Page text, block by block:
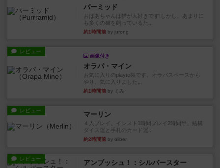
パーミッド
おばあちゃんは猫が大好きです!しかし、あまりに
も多くの猫を飼っているた...
約1時間前 by jurong
レビュー
画像付き
オラパ・マイン
お気に入りのplayte製です。オラパスペースから
やり、気に入りました...
約1時間前 by くみ
レビュー マーリン
４人プレイ。インスト1時間プレイ2時間半。結構
ダイス運と手札のカード運...
約2時間前 by oliber
レビュー アンブッシュ！：シルバースター